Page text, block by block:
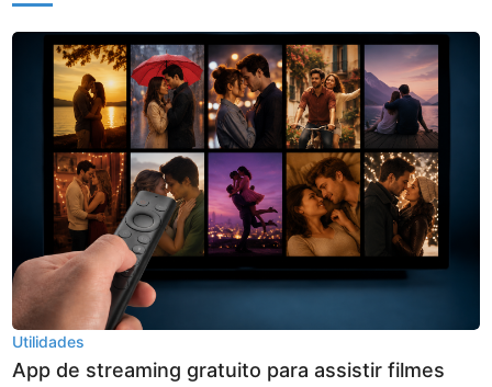
Utilidades
App de streaming gratuito para assistir filmes